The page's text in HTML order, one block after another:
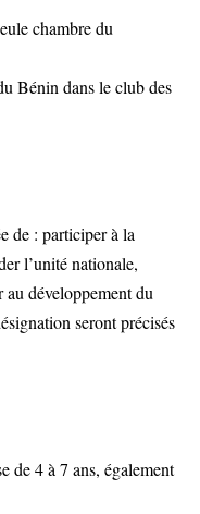
chambre du
Bénin dans le club des
de : participer à la
l’unité nationale,
développement du
seront précisés
de 4 à 7 ans, également